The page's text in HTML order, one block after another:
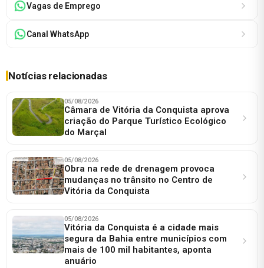
Vagas de Emprego
Canal WhatsApp
Notícias relacionadas
05/08/2026
Câmara de Vitória da Conquista aprova
criação do Parque Turístico Ecológico
do Marçal
05/08/2026
Obra na rede de drenagem provoca
mudanças no trânsito no Centro de
Vitória da Conquista
05/08/2026
Vitória da Conquista é a cidade mais
segura da Bahia entre municípios com
mais de 100 mil habitantes, aponta
anuário